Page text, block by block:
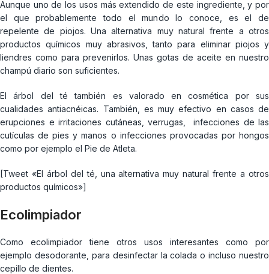
Aunque uno de los usos más extendido de este ingrediente, y por
el que probablemente todo el mundo lo conoce, es el de
repelente de piojos. Una alternativa muy natural frente a otros
productos químicos muy abrasivos, tanto para eliminar piojos y
liendres como para prevenirlos. Unas gotas de aceite en nuestro
champú diario son suficientes.
El árbol del té también es valorado en cosmética por sus
cualidades antiacnéicas. También, es muy efectivo en casos de
erupciones e irritaciones cutáneas, verrugas, infecciones de las
cutículas de pies y manos o infecciones provocadas por hongos
como por ejemplo el Pie de Atleta.
[Tweet «El árbol del té, una alternativa muy natural frente a otros
productos químicos»]
Ecolimpiador
Como ecolimpiador tiene otros usos interesantes como por
ejemplo desodorante, para desinfectar la colada o incluso nuestro
cepillo de dientes.